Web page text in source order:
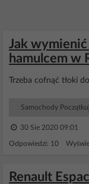
Jak
hamulcem w
Trzeba cofnąć tłoki
Samochody
30 Sie 2020 09:01
Odpowiedzi: 10
Renault